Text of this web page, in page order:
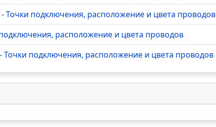
Точки подключения, расположение и цвета проводов
расположение и цвета проводов
Точки подключения, расположение и цвета проводов